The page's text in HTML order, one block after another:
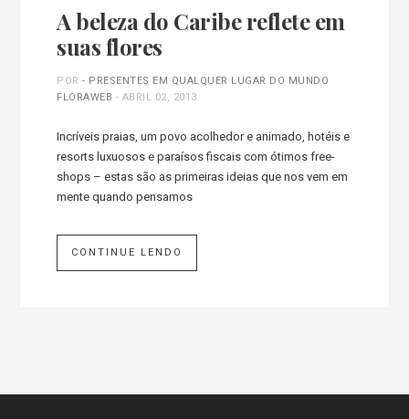
A beleza do Caribe reflete em
suas flores
POR- PRESENTES EM QUALQUER LUGAR DO MUNDO
FLORAWEB - ABRIL 02, 2013
Incríveis praias, um povo acolhedor e animado, hotéis e
resorts luxuosos e paraísos fiscais com ótimos free-
shops – estas são as primeiras ideias que nos vem em
mente quando pensamos
CONTINUE LENDO